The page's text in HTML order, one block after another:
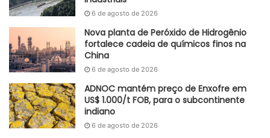
6 de agosto de 2026
Nova planta de Peróxido de Hidrogênio
fortalece cadeia de químicos finos na
China
6 de agosto de 2026
ADNOC mantém preço de Enxofre em
US$ 1.000/t FOB, para o subcontinente
indiano
6 de agosto de 2026